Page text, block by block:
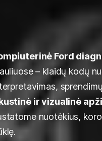
Ford
– klaidų kodų
ir vizualinė
nuotėkius,